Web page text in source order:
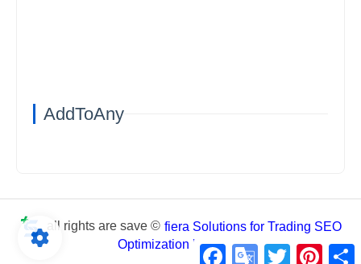
AddToAny
FacebookGoogle Twitter
all rights are save © fiera Solutions for Trading SEO
Optimization business